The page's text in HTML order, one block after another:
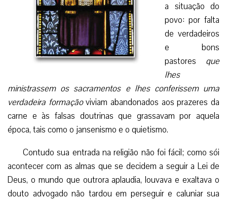
a situação do
povo: por falta
de verdadeiros
e bons
pastores que
lhes
ministrassem os sacramentos e lhes conferissem uma
verdadeira formaçãoviviam abandonados aos prazeres da
carne e às falsas doutrinas que grassavam por aquela
época, tais como o jansenismo e o quietismo.
Contudo sua entrada na religião não foi fácil; como sói
acontecer com as almas que se decidem a seguir a Lei de
Deus, o mundo que outrora aplaudia, louvava e exaltava o
douto advogado não tardou em perseguir e caluniar sua